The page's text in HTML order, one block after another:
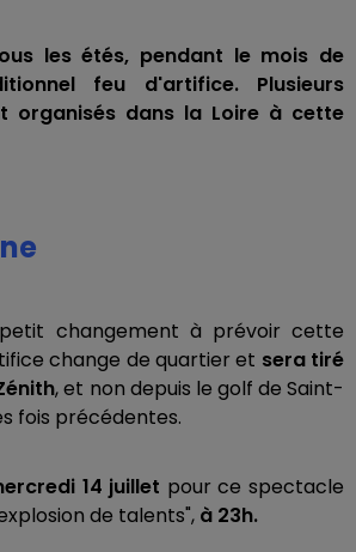
les étés, pendant le mois de
feu d'artifice. Plusieurs
organisés dans la Loire à cette
petit changement à prévoir cette
change de quartier et sera tiré
, et non depuis le golf de Saint-
fois précédentes.
14 juillet pour ce spectacle
de talents", à 23h.